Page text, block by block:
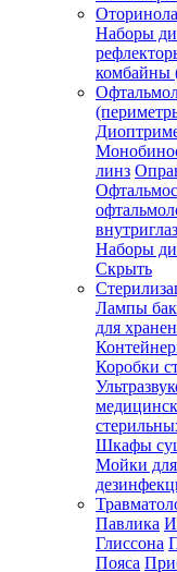
Наборы
комбайны
линз
Наборы
Скрыть
Лампы
для
Коробки
Шкафы
Мойки для
Павлика
Глиссона
Пояса